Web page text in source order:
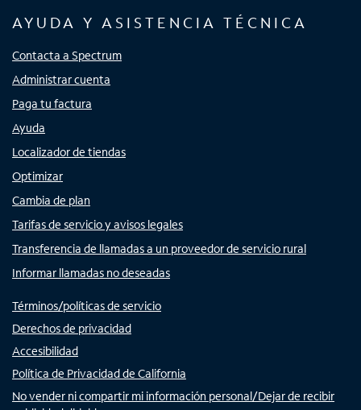
AYUDA Y ASISTENCIA TÉCNICA
Contacta a Spectrum
Administrar cuenta
Paga tu factura
Ayuda
Localizador de tiendas
Optimizar
Cambia de plan
Tarifas de servicio y avisos legales
Transferencia de llamadas a un proveedor de servicio rural
Informar llamadas no deseadas
Términos/políticas de servicio
Derechos de privacidad
Accesibilidad
Política de Privacidad de California
No vender ni compartir mi información personal/Dejar de recibir